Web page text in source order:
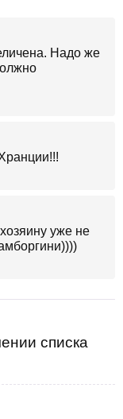
Надо же
уже не
списка